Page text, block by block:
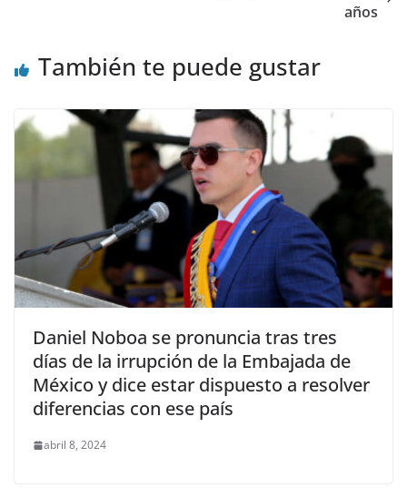
k
años
También te puede gustar
Daniel Noboa se pronuncia tras tres
días de la irrupción de la Embajada de
México y dice estar dispuesto a resolver
diferencias con ese país
abril 8, 2024